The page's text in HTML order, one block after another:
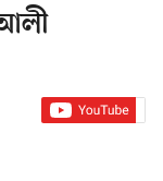
আলী